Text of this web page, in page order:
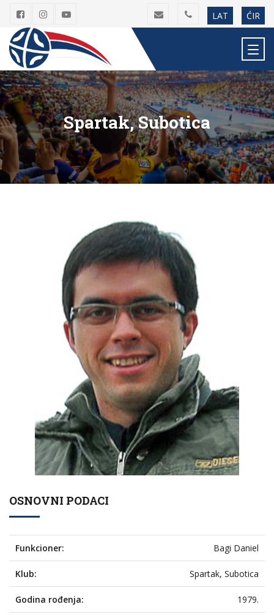
LAT ĆIR
Spartak, Subotica
OSNOVNI PODACI
Funkcioner: Bagi Daniel
Klub: Spartak, Subotica
Godina rođenja: 1979.